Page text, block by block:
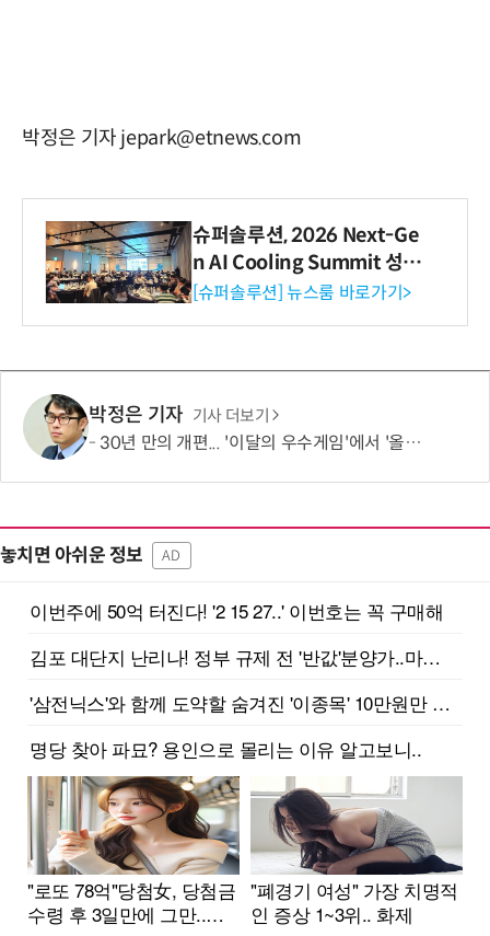
박정은 기자 jepark@etnews.com
슈퍼솔루션, 2026 Next-Ge
n AI Cooling Summit 성황
리 성료
[슈퍼솔루션] 뉴스룸 바로가기>
박정은 기자 기사 더보기
30년 만의 개편... '이달의 우수게임'에서 '올해의 우수게임'으로
놓치면 아쉬운 정보 AD